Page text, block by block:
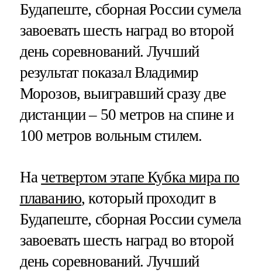
Будапеште, сборная России сумела
завоевать шесть наград во второй
день соревнований. Лучший
результат показал Владимир
Морозов, выигравший сразу две
дистанции – 50 метров на спине и
100 метров вольным стилем.
Начетвертом этапе Кубка мира по
плаванию, который проходит в
Будапеште, сборная России сумела
завоевать шесть наград во второй
день соревнований. Лучший